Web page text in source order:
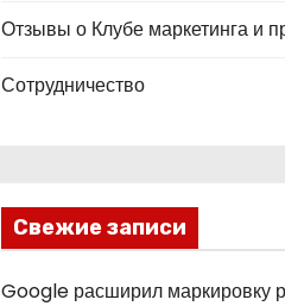
Отзывы о Клубе маркетинга и
Сотрудничество
Свежие записи
Google расширил маркировку